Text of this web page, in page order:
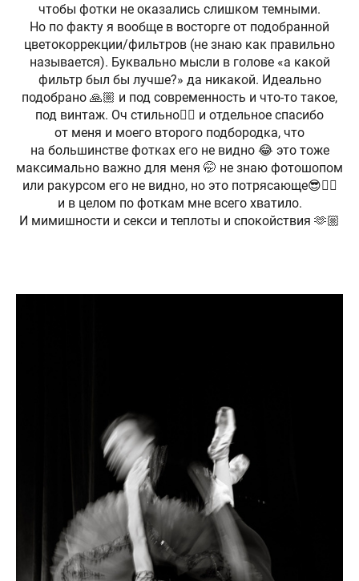
чтобы фотки не оказались слишком темными.
Но по факту я вообще в восторге от подобранной
цветокоррекции/фильтров (не знаю как правильно
называется). Буквально мысли в голове «а какой
фильтр был бы лучше?» да никакой. Идеально
подобрано 🙏🏼 и под современность и что-то такое,
под винтаж. Оч стильно👍🏼 и отдельное спасибо
от меня и моего второго подбородка, что
на большинстве фотках его не видно 😂 это тоже
максимально важно для меня 🤭 не знаю фотошопом
или ракурсом его не видно, но это потрясающе😎👌🏼
и в целом по фоткам мне всего хватило.
И мимишности и секси и теплоты и спокойствия 🫶🏼